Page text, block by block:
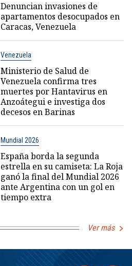
Denuncian invasiones de
apartamentos desocupados en
Caracas, Venezuela
Venezuela
Ministerio de Salud de
Venezuela confirma tres
muertes por Hantavirus en
Anzoátegui e investiga dos
decesos en Barinas
Mundial 2026
España borda la segunda
estrella en su camiseta: La Roja
ganó la final del Mundial 2026
ante Argentina con un gol en
tiempo extra
Ver más